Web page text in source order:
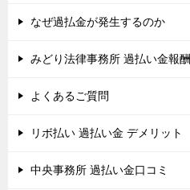
なぜ過払金が発生するのか
みどり法律事務所 過払い金報酬
よくあるご質問
リボ払い 過払い金 デメリット
中央事務所 過払い金口コミ